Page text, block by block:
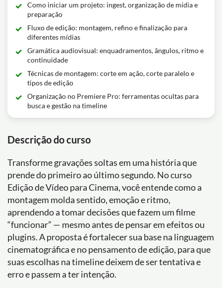
Como iniciar um projeto: ingest, organização de mídia e
preparação
Fluxo de edição: montagem, refino e finalização para
diferentes mídias
Gramática audiovisual: enquadramentos, ângulos, ritmo e
continuidade
Técnicas de montagem: corte em ação, corte paralelo e
tipos de edição
Organização no Premiere Pro: ferramentas ocultas para
busca e gestão na timeline
Descrição do curso
Transforme gravações soltas em uma história que
prende do primeiro ao último segundo. No curso
Edição de Vídeo para Cinema, você entende como a
montagem molda sentido, emoção e ritmo,
aprendendo a tomar decisões que fazem um filme
“funcionar” — mesmo antes de pensar em efeitos ou
plugins. A proposta é fortalecer sua base na linguagem
cinematográfica e no pensamento de edição, para que
suas escolhas na timeline deixem de ser tentativa e
erro e passem a ter intenção.